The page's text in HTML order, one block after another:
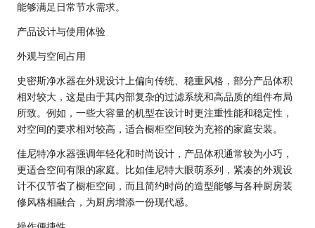
能够满足日常节水需求。
产品设计与使用体验
外观与空间占用
史密斯净水器在外观设计上偏向传统、稳重风格，部分产品体积
相对较大，这是由于其内部复杂的过滤系统和高品质的组件布局
所致。例如，一些大容量的机型在设计时更注重性能和稳定性，
对空间的要求相对较高，适合橱柜空间较为充裕的家庭安装。
佳尼特净水器强调年轻化和时尚设计，产品体积通常较为小巧，
更适合空间有限的家庭。比如佳尼特大眼萌系列，紧凑的外观设
计不仅节省了橱柜空间，而且简约时尚的造型能够与各种厨房装
修风格相融合，为厨房增添一份现代感。